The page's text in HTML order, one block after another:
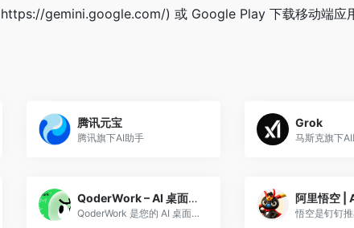
gemini.google.com/) 或 Google Play 下载移动端应
腾讯元宝
腾讯旗下AI助手
Grok
马斯克旗下
QoderWork – AI 桌面助手 | 智能任务自动化工具
QoderWork 是您的 AI 桌面工作伙伴。告诉它您的需求，它会自动规划、执行并交付结果。本地优先、自主规划，让您掌控一切。
阿里悟空 |